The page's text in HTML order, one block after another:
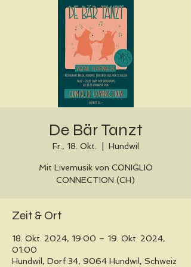
De Bär Tanzt
Fr., 18. Okt. Hundwil
Mit Livemusik von CONIGLIO
CONNECTION (CH)
Zeit & Ort
18. Okt. 2024, 19:00 – 19. Okt. 2024,
01:00
Hundwil, Dorf 34, 9064 Hundwil, Schweiz